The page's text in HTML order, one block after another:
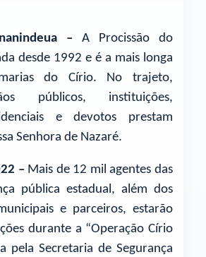
– A Procissão do
desde 1992 e é a mais longa
do Círio. No trajeto,
públicos, instituições,
e devotos prestam
Senhora de Nazaré.
– Mais de 12 mil agentes das
pública estadual, além dos
e parceiros, estarão
durante a “Operação Círio
pela Secretaria de Segurança